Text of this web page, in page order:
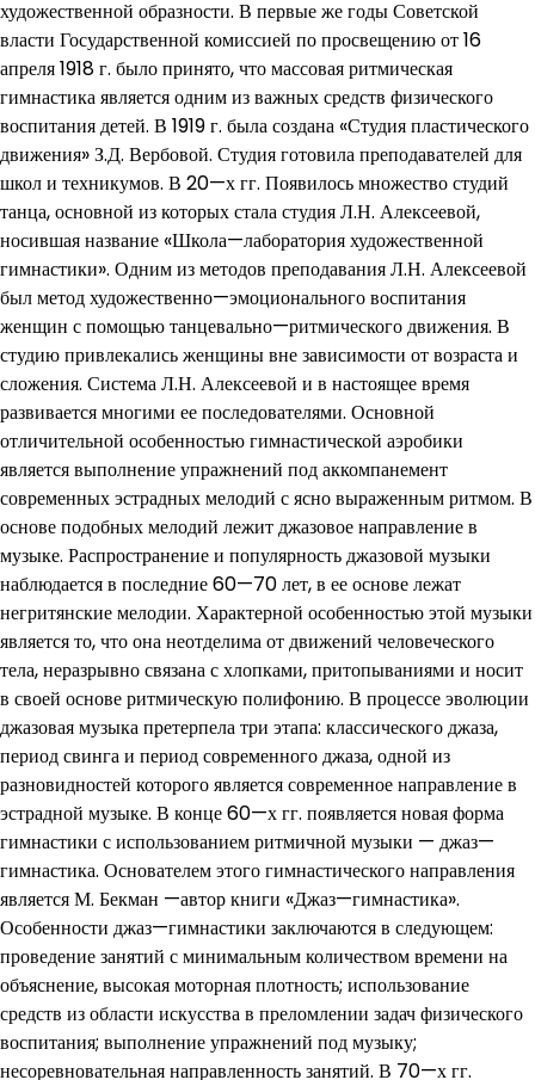
художественной образности. В первые же годы Советской
власти Государственной комиссией по просвещению от 16
апреля 1918 г. было принято, что массовая ритмическая
гимнастика является одним из важных средств физического
воспитания детей. В 1919 г. была создана «Студия пластического
движения» З.Д. Вербовой. Студия готовила преподавателей для
школ и техникумов. В 20—х гг. Появилось множество студий
танца, основной из которых стала студия Л.Н. Алексеевой,
носившая название «Школа—лаборатория художественной
гимнастики». Одним из методов преподавания Л.Н. Алексеевой
был метод художественно—эмоционального воспитания
женщин с помощью танцевально—ритмического движения. В
студию привлекались женщины вне зависимости от возраста и
сложения. Система Л.Н. Алексеевой и в настоящее время
развивается многими ее последователями. Основной
отличительной особенностью гимнастической аэробики
является выполнение упражнений под аккомпанемент
современных эстрадных мелодий с ясно выраженным ритмом. В
основе подобных мелодий лежит джазовое направление в
музыке. Распространение и популярность джазовой музыки
наблюдается в последние 60—70 лет, в ее основе лежат
негритянские мелодии. Характерной особенностью этой музыки
является то, что она неотделима от движений человеческого
тела, неразрывно связана с хлопками, притопываниями и носит
в своей основе ритмическую полифонию. В процессе эволюции
джазовая музыка претерпела три этапа: классического джаза,
период свинга и период современного джаза, одной из
разновидностей которого является современное направление в
эстрадной музыке. В конце 60—х гг. появляется новая форма
гимнастики с использованием ритмичной музыки — джаз—
гимнастика. Основателем этого гимнастического направления
является М. Бекман —автор книги «Джаз—гимнастика».
Особенности джаз—гимнастики заключаются в следующем:
проведение занятий с минимальным количеством времени на
объяснение, высокая моторная плотность; использование
средств из области искусства в преломлении задач физического
воспитания; выполнение упражнений под музыку;
несоревновательная направленность занятий. В 70—х гг.